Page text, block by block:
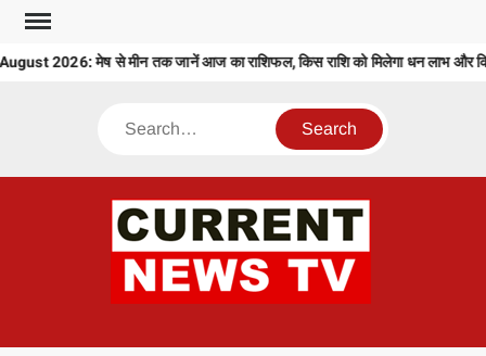
Skip
content
2026: मेष से मीन तक जानें आज का राशिफल, किस राशि को मिलेगा धन लाभ और किसे
Search